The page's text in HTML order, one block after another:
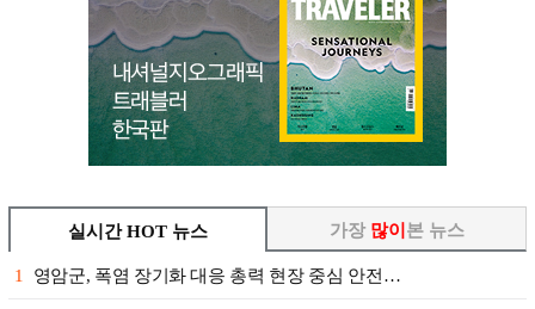
실시간 HOT 뉴스
1 영암군, 폭염 장기화 대응 총력 현장 중심 안전…
가장 많이 본 뉴스